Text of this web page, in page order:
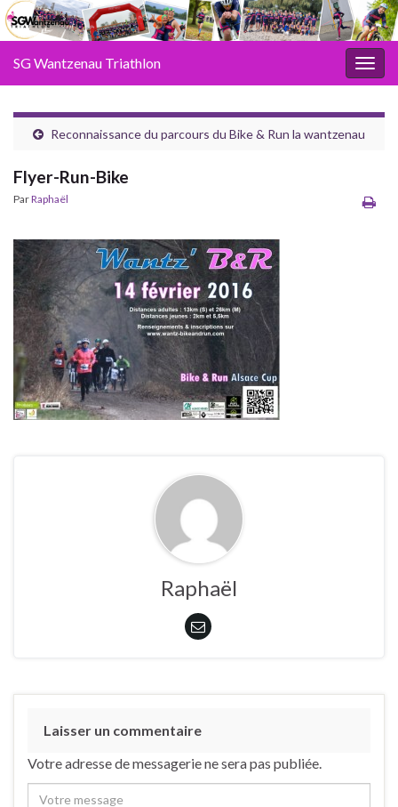
SG Wantzenau Triathlon
Reconnaissance du parcours du Bike & Run la wantzenau
Flyer-Run-Bike
ParRaphaël
Raphaël
Laisser un commentaire
Votre adresse de messagerie ne sera pas publiée.